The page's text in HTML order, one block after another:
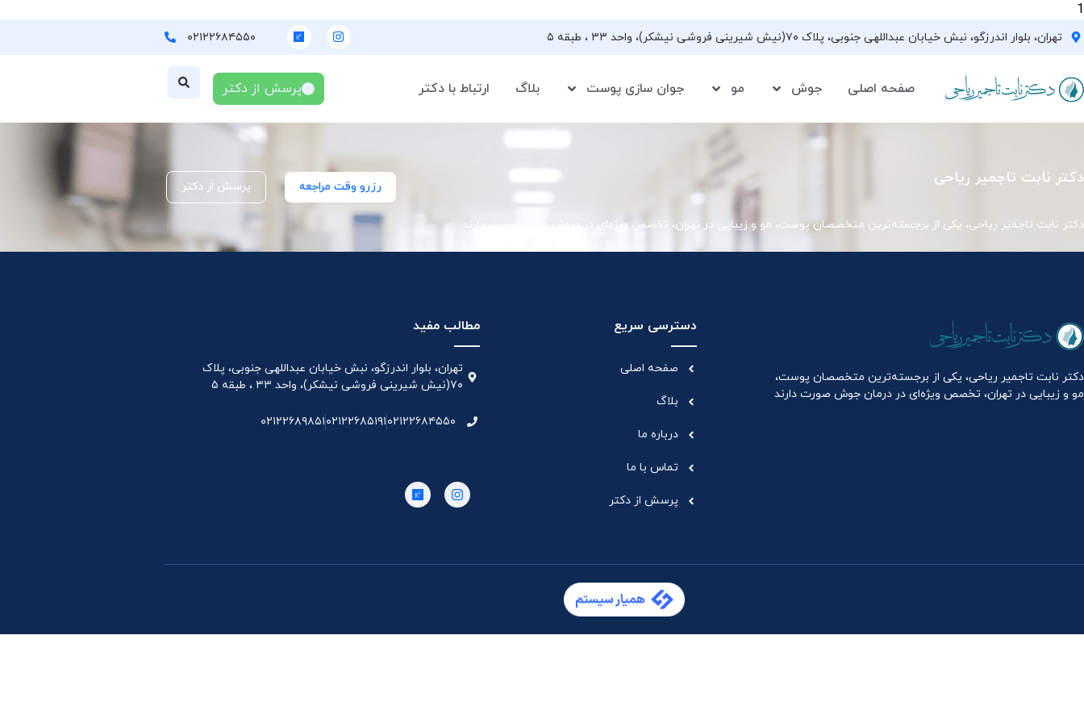
1
تهران، بلوار اندرزگو، نبش خیابان عبداللهی جنوبی، پلاک ۷۰(نیش شیرینی فروشی نیشکر)، واحد ۳۳ ، طبقه ۵ ۰۲۱۲۲۶۸۴۵۵۰
صفحه اصلی جوش مو جوان سازی پوست بلاگ ارتباط با دکتر پرسش از دکتر
دکتر نابت تاجمیر ریاحی
دکتر نابت تاجمیر ریاحی، یکی از برجسته‌ترین متخصصان پوست، مو و زیبایی در تهران، تخصص ویژه‌ای در درمان جوش صورت دارند
رزرو وقت مراجعه پرسش از دکتر
دکتر نابت تاجمیر ریاحی، یکی از برجسته‌ترین متخصصان پوست،
مو و زیبایی در تهران، تخصص ویژه‌ای در درمان جوش صورت دارند
دسترسی سریع
صفحه اصلی
بلاگ
درباره ما
تماس با ما
پرسش از دکتر
مطالب مفید
تهران، بلوار اندرزگو، نبش خیابان عبداللهی جنوبی، پلاک
۷۰(نیش شیرینی فروشی نیشکر)، واحد ۳۳ ، طبقه ۵
۰۲۱۲۲۶۸۴۵۵۰۰۲۱۲۲۶۸۵۱۹۱۰۲۱۲۲۶۸۹۸۵۱